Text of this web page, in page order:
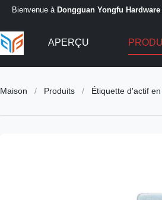
Bienvenue à Dongguan Yongfu
APERÇU
Maison / Produits / Étiquette d'actif